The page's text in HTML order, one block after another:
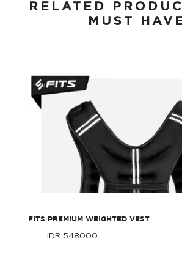
RELATED
MUST
FITS PREMIUM WEIGHTED VEST
IDR 548000
FITS Premium Weighted Vest
IDR 548000